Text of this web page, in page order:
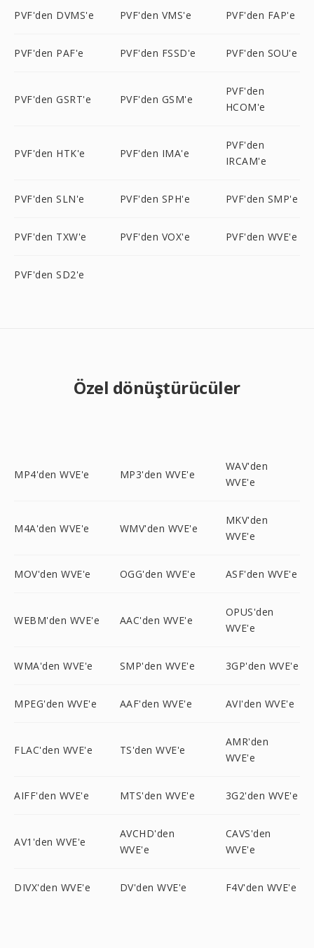
PVF'den DVMS'e PVF'den VMS'e PVF'den FAP'e
PVF'den PAF'e PVF'den FSSD'e PVF'den SOU'e
PVF'den GSRT'e PVF'den GSM'e
PVF'den
HCOM'e
PVF'den HTK'e PVF'den IMA'e
PVF'den
IRCAM'e
PVF'den SLN'e PVF'den SPH'e PVF'den SMP'e
PVF'den TXW'e PVF'den VOX'e PVF'den WVE'e
PVF'den SD2'e
Özel dönüştürücüler
MP4'den WVE'e MP3'den WVE'e
WAV'den
WVE'e
M4A'den WVE'e WMV'den WVE'e
MKV'den
WVE'e
MOV'den WVE'e OGG'den WVE'e ASF'den WVE'e
WEBM'den WVE'e AAC'den WVE'e
OPUS'den
WVE'e
WMA'den WVE'e SMP'den WVE'e 3GP'den WVE'e
MPEG'den WVE'e AAF'den WVE'e AVI'den WVE'e
FLAC'den WVE'e TS'den WVE'e
AMR'den
WVE'e
AIFF'den WVE'e MTS'den WVE'e 3G2'den WVE'e
AV1'den WVE'e
AVCHD'den
WVE'e
CAVS'den
WVE'e
DIVX'den WVE'e DV'den WVE'e F4V'den WVE'e